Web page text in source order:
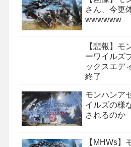
さん、今更
wwwwww
【悲報】モ
ーワイルズ
ックスエデ
終了
モンハンア
イルズの様
されるのか
【MHWs】